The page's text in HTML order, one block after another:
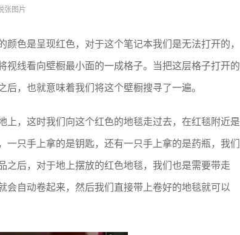
张图片
色是呈现红色，对于这个笔记本我们是无法打开的，
线看向壁橱最小面的一成格子。当把这层格子打开的
，也就意味着我们将这个壁橱搜寻了一遍。
，这时我们向这个红色的地毯走过去，在红毯附近是
只手上拿的是钥匙，还有一只手上拿的是药瓶，我们
后，对于地上摆放的红色地毯，我们也是需要带走
自动卷起来，然后我们直接带上卷好的地毯就可以